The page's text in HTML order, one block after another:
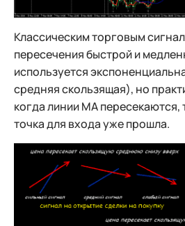
Классическим торговым
пересечения быстрой и
используется
средняя скользящая), но
когда линии МА пересекаются,
точка для входа уже прошла.